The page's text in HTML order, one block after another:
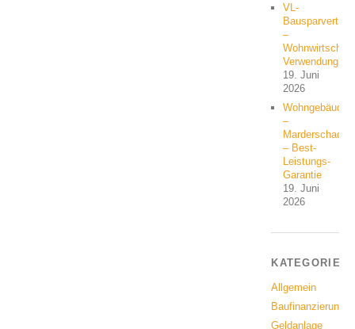
VL-
Bausparvertrag
–
Verwendung?
19. Juni
2026
Wohngebäude
–
Marderschaden
– Best-
Leistungs-
Garantie
19. Juni
2026
KATEGORIEN
Allgemein
Baufinanzierung
Geldanlage